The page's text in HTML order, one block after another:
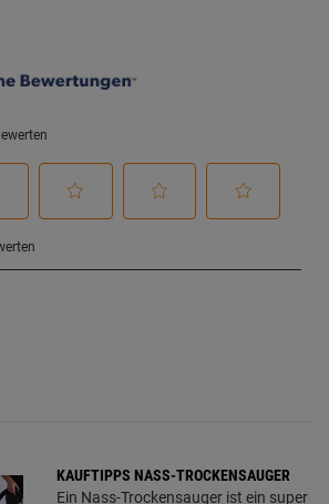
KAUFTIPPS NASS-TROCKENSAUGER
Ein Nass-Trockensauger ist ein super